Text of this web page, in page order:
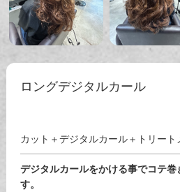
ロングデジタルカール
カット＋デジタルカール＋トリート
デジタルカールをかける事でコテ巻
す。